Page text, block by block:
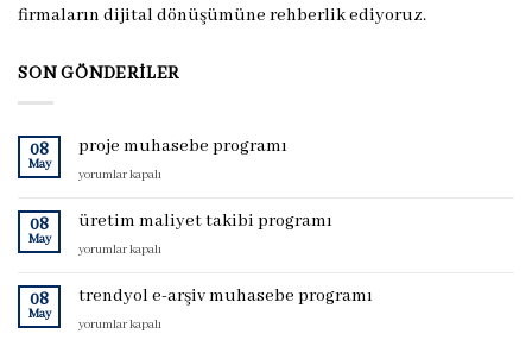
firmaların dijital dönüşümüne rehberlik ediyoruz.
SON GÖNDERILER
08
May
proje muhasebe programı
proje
programı
yorumlar kapalı
08
May
üretim maliyet takibi programı
üretim
takibi
için
yorumlar kapalı
08
May
trendyol e-arşiv muhasebe programı
trendyol
yorumlar kapalı